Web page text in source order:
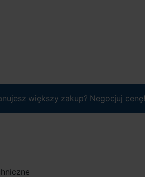
większy zakup? Negocjuj cenę!